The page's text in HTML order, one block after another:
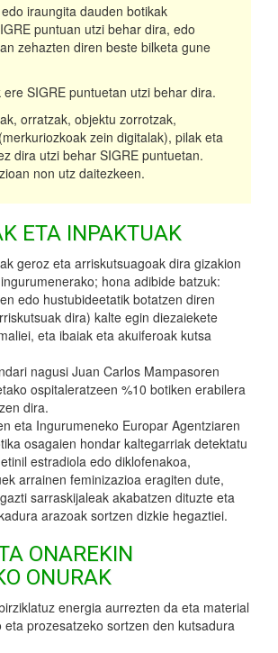
iraungita dauden botikak
puntuan utzi behar dira, edo
zehazten diren beste bilketa gune
ere SIGRE puntuetan utzi behar dira.
orratzak, objektu zorrotzak,
zein digitalak), pilak eta
dira utzi behar SIGRE puntuetan.
non utz daitezkeen.
ETA INPAKTUAK
geroz eta arriskutsuagoak dira gizakion
hona adibide batzuk:
edo hustubideetatik botatzen diren
dira) kalte egin diezaiekete
eta ibaiak eta akuiferoak kutsa
nagusi Juan Carlos Mampasoren
ospitaleratzeen %10 botiken erabilera
dira.
eta Ingurumeneko Europar Agentziaren
osagaien hondar kaltegarriak detektatu
estradiola edo diklofenakoa,
arrainen feminizazioa eragiten dute,
sarraskijaleak akabatzen dituzte eta
arazoak sortzen dizkie hegaztiei.
ONAREKIN
ONURAK
energia aurrezten da eta material
prozesatzeko sortzen den kutsadura